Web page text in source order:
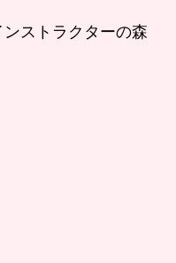
ストラクターの森